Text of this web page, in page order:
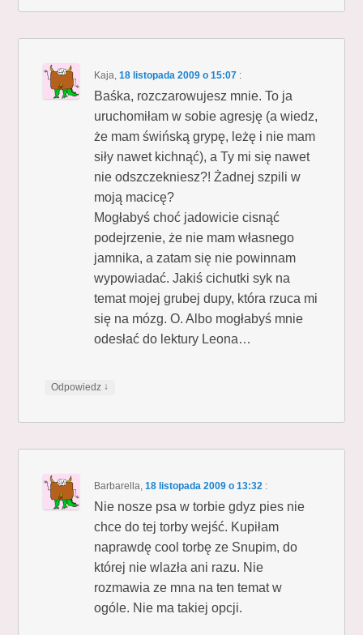
Kaja,18 listopada 2009 o 15:07 :
Baśka, rozczarowujesz mnie. To ja
uruchomiłam w sobie agresję (a wiedz,
że mam świńską grypę, leżę i nie mam
siły nawet kichnąć), a Ty mi się nawet
nie odszczekniesz?! Żadnej szpili w
moją macicę?
Mogłabyś choć jadowicie cisnąć
podejrzenie, że nie mam własnego
jamnika, a zatam się nie powinnam
wypowiadać. Jakiś cichutki syk na
temat mojej grubej dupy, która rzuca mi
się na mózg. O. Albo mogłabyś mnie
odesłać do lektury Leona…
Odpowiedz ↓
Barbarella,18 listopada 2009 o 13:32 :
Nie nosze psa w torbie gdyz pies nie
chce do tej torby wejść. Kupiłam
naprawdę cool torbę ze Snupim, do
której nie wlazła ani razu. Nie
rozmawia ze mna na ten temat w
ogóle. Nie ma takiej opcji.